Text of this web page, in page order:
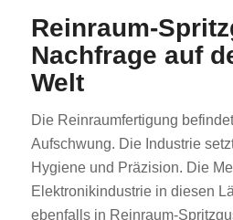
Reinraum-
Nachfrage auf
Welt
Die Reinraumfertigung
Aufschwung. Die Industrie
Hygiene und Präzision. Die
Elektronikindustrie in diesen
ebenfalls in Reinraum-
KO
PT
FI
NB